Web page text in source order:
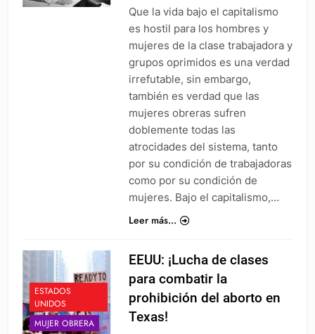
Que la vida bajo el capitalismo
es hostil para los hombres y
mujeres de la clase trabajadora y
grupos oprimidos es una verdad
irrefutable, sin embargo,
también es verdad que las
mujeres obreras sufren
doblemente todas las
atrocidades del sistema, tanto
por su condición de trabajadoras
como por su condición de
mujeres. Bajo el capitalismo,…
Leer más...
ESTADOS
UNIDOS
MUJER OBRERA
EEUU: ¡Lucha de clases
para combatir la
prohibición del aborto en
Texas!